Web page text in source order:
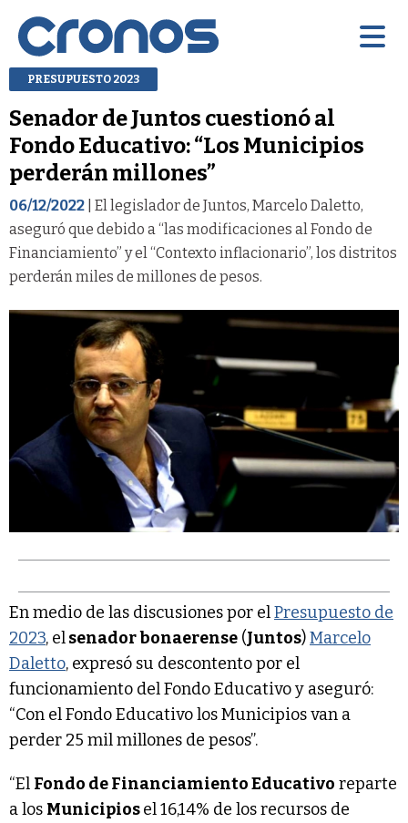
PRESUPUESTO 2023
Senador de Juntos cuestionó al
Fondo Educativo: “Los Municipios
perderán millones”
06/12/2022 | El legislador de Juntos, Marcelo Daletto,
aseguró que debido a “las modificaciones al Fondo de
Financiamiento” y el “Contexto inflacionario”, los distritos
perderán miles de millones de pesos.
En medio de las discusiones por elPresupuesto de
2023, elsenador bonaerense (Juntos)Marcelo
Daletto, expresó su descontento por el
funcionamiento del Fondo Educativo y aseguró:
“Con el Fondo Educativo los Municipios van a
perder 25 mil millones de pesos”.
“El Fondo de Financiamiento Educativo reparte
a los Municipiosel 16,14% de los recursos de